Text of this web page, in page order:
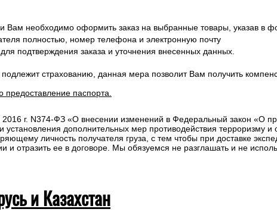
Вам необходимо оформить заказ на выбранные товары, указав в
полностью, номер телефона и электронную почту
подтверждения заказа и уточнения внесенных данных.
страхованию, данная мера позволит Вам получить
паспорта.
г. N374-ФЗ «О внесении изменений в Федеральный закон «О
установления дополнительных мер противодействия терроризму
личность получателя груза, с тем чтобы при доставке
отразить ее в договоре. Мы обязуемся не разглашать и не
и Казахстан